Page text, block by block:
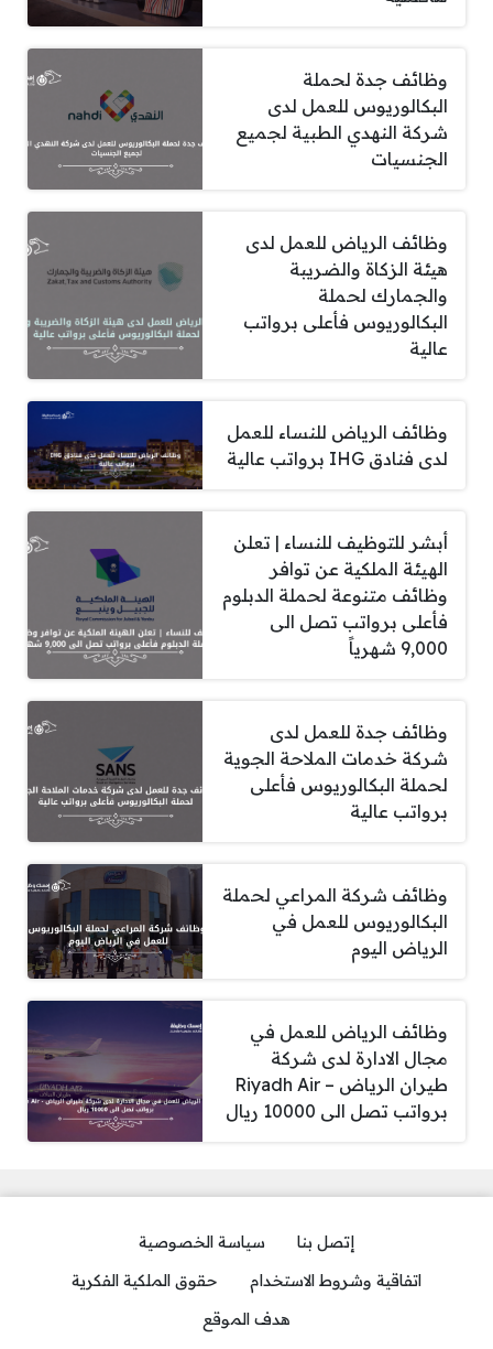
وظائف جدة لحملة
البكالوريوس للعمل لدى
شركة النهدي الطبية لجميع
الجنسيات
وظائف الرياض للعمل لدى
هيئة الزكاة والضريبة
والجمارك لحملة
البكالوريوس فأعلى برواتب
عالية
وظائف الرياض للنساء للعمل
لدى فنادق IHG برواتب عالية
أبشر للتوظيف للنساء | تعلن
الهيئة الملكية عن توافر
وظائف متنوعة لحملة الدبلوم
فأعلى برواتب تصل الى
9,000 شهرياً
وظائف جدة للعمل لدى
شركة خدمات الملاحة الجوية
لحملة البكالوريوس فأعلى
برواتب عالية
وظائف شركة المراعي لحملة
البكالوريوس للعمل في
الرياض اليوم
وظائف الرياض للعمل في
مجال الادارة لدى شركة
طيران الرياض – Riyadh Air
برواتب تصل الى 10000 ريال
إتصل بنا
سياسة الخصوصية
اتفاقية وشروط الاستخدام
حقوق الملكية الفكرية
هدف الموقع